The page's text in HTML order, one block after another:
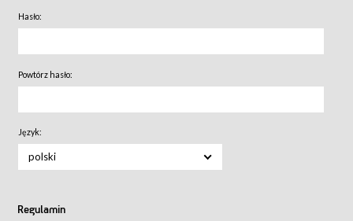
Hasło:
Powtórz hasło:
Język:
polski
Regulamin